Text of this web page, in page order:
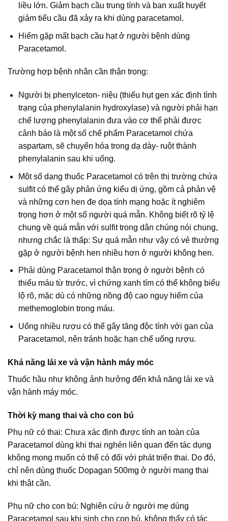
liều lớn. Giảm bạch cầu trung tính và ban xuất huyết
giảm tiểu cầu đã xảy ra khi dùng paracetamol.
Hiếm gặp mất bạch cầu hạt ở người bệnh dùng
Paracetamol.
Trường hợp bệnh nhân cần thận trọng:
Người bị phenylceton- niệu (thiếu hụt gen xác định tình
trạng của phenylalanin hydroxylase) và người phải hạn
chế lượng phenylalanin đưa vào cơ thể phải được
cảnh báo là một số chế phẩm Paracetamol chứa
aspartam, sẽ chuyển hóa trong dạ dày- ruột thành
phenylalanin sau khi uống.
Một số dạng thuốc Paracetamol có trên thị trường chứa
sulfit có thể gây phản ứng kiểu dị ứng, gồm cả phản vệ
và những cơn hen đe dọa tính mạng hoặc ít nghiêm
trọng hơn ở một số người quá mẫn. Không biết rõ tỷ lệ
chung về quá mẫn với sulfit trong dân chúng nói chung,
nhưng chắc là thấp: Sự quá mẫn như vậy có vẻ thường
gặp ở người bệnh hen nhiều hơn ở người không hen.
Phải dùng Paracetamol thận trọng ở người bệnh có
thiếu máu từ trước, vì chứng xanh tím có thể không biểu
lộ rõ, mặc dù có những nồng độ cao nguy hiểm của
methemoglobin trong máu.
Uống nhiều rượu có thể gây tăng độc tính với gan của
Paracetamol, nên tránh hoặc hạn chế uống rượu.
Khả năng lái xe và vận hành máy móc
Thuốc hầu như không ảnh hưởng đến khả năng lái xe và
vận hành máy móc.
Thời kỳ mang thai và cho con bú
Phụ nữ có thai: Chưa xác định được tính an toàn của
Paracetamol dùng khi thai nghén liên quan đến tác dụng
không mong muốn có thể có đối với phát triển thai. Do đó,
chỉ nên dùng thuốc Dopagan 500mg ở người mang thai
khi thật cần.
Phụ nữ cho con bú: Nghiên cứu ở người mẹ dùng
Paracetamol sau khi sinh cho con bú, không thấy có tác